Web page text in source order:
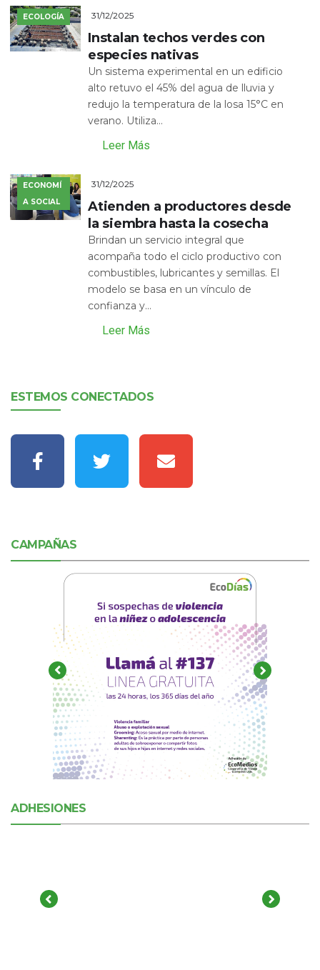
ECOLOGÍA 31/12/2025
Instalan techos verdes con
especies nativas
Un sistema experimental en un edificio
alto retuvo el 45% del agua de lluvia y
redujo la temperatura de la losa 15°C en
verano. Utiliza...
Leer Más
ECONOMÍ
A SOCIAL
31/12/2025
Atienden a productores desde
la siembra hasta la cosecha
Brindan un servicio integral que
acompaña todo el ciclo productivo con
combustibles, lubricantes y semillas. El
modelo se basa en un vínculo de
confianza y...
Leer Más
ESTEMOS CONECTADOS
CAMPAÑAS
ADHESIONES